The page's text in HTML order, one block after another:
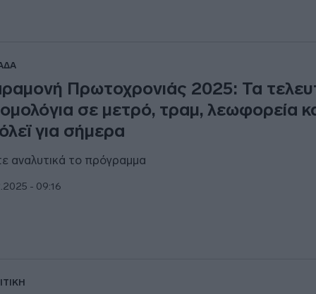
Πρωτοχρονιάς 2025: Τα
σε μετρό, τραμ, λεωφορεία
για σήμερα
αναλυτικά το πρόγραμμα
- 09:16